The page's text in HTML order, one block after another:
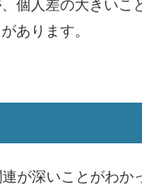
個人差の大きいこ
あります。
が深いことがわか